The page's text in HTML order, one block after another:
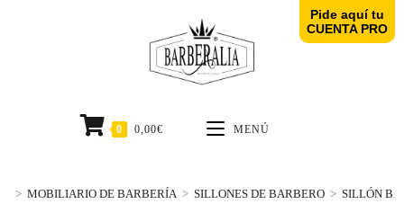
0 0,00€ MENÚ
> MOBILIARIO DE BARBERÍA > SILLONES DE BARBERO > SILLÓN
Pide aquí tu
CUENTA PRO